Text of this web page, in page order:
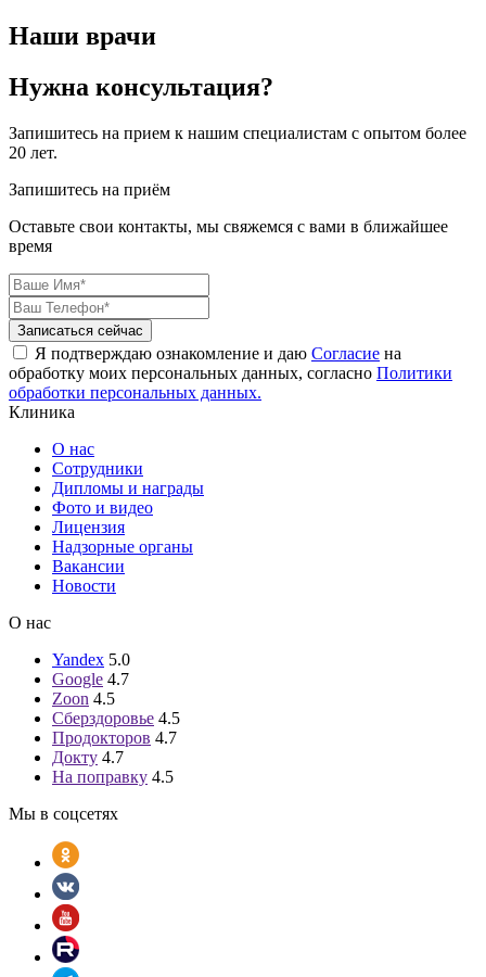
Наши врачи
Нужна консультация?
Запишитесь на прием к нашим специалистам с опытом более
20 лет.
Запишитесь на приём
Оставьте свои контакты, мы свяжемся с вами в ближайшее
время
Я подтверждаю ознакомление и даю Согласие на
обработку моих персональных данных, согласно Политики
обработки персональных данных.
Клиника
О нас
Сотрудники
Дипломы и награды
Фото и видео
Лицензия
Надзорные органы
Вакансии
Новости
О нас
Yandex 5.0
Google 4.7
Zoon 4.5
Сберздоровье 4.5
Продокторов 4.7
Докту 4.7
На поправку 4.5
Мы в соцсетях